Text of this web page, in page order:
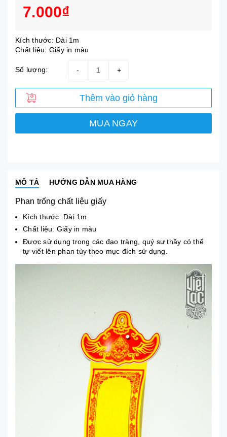
7.000₫
Kích thước: Dài 1m
Chất liệu: Giấy in màu
Số lượng: +
-
Thêm vào giỏ hàng
MUA NGAY
MÔ TẢ HƯỚNG DẪN MUA HÀNG
Phan trống chất liệu giấy
Kích thước: Dài 1m
Chất liệu: Giấy in màu
Được sử dụng trong các đạo tràng, quý sư thầy có thể
tự viết lên phan tùy theo mục đích sử dụng.